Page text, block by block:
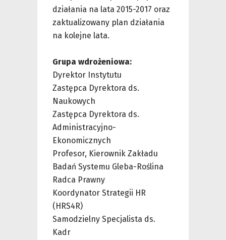
działania na lata 2015-2017 oraz
zaktualizowany plan działania
na kolejne lata.
Grupa wdrożeniowa:
Dyrektor Instytutu
Zastępca Dyrektora ds.
Naukowych
Zastępca Dyrektora ds.
Administracyjno-
Ekonomicznych
Profesor, Kierownik Zakładu
Badań Systemu Gleba-Roślina
Radca Prawny
Koordynator Strategii HR
(HRS4R)
Samodzielny Specjalista ds.
Kadr